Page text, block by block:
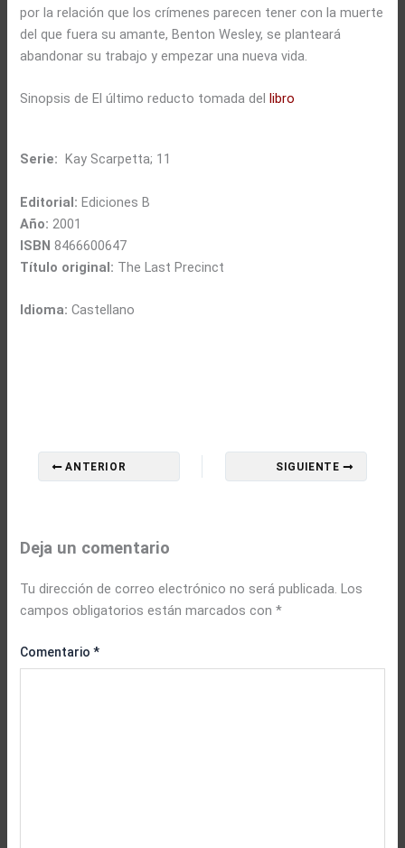
por la relación que los crímenes parecen tener con la muerte
del que fuera su amante, Benton Wesley, se planteará
abandonar su trabajo y empezar una nueva vida.
Sinopsis de El último reducto tomada dellibro
Serie: Kay Scarpetta; 11
Editorial: Ediciones B
Año: 2001
ISBN 8466600647
Título original: The Last Precinct
Idioma: Castellano
ANTERIOR SIGUIENTE
Deja un comentario
Tu dirección de correo electrónico no será publicada. Los
campos obligatorios están marcados con*
Comentario*